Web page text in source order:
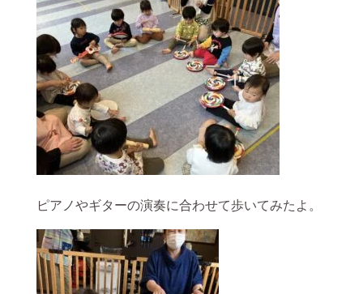
ピアノやギターの演奏に合わせて歩いてみたよ。